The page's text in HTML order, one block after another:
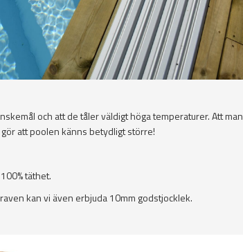
och att de tåler väldigt höga temperaturer. Att man
att poolen känns betydligt större!
täthet.
kan vi även erbjuda 10mm godstjocklek.